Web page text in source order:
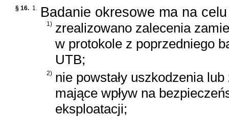
§ 16. 1. Badanie okresowe ma na
1) zrealizowano zalecenia
w protokole z poprzedniego
UTB;
2) nie powstały uszkodzenia
mające wpływ na
eksploatacji;